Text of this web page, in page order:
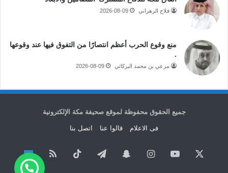
فلاح الزهراني 2026-08-09
منع وقوع الحرب أعظم انتصارًا من التفوق فيها عند وقوعها
.
مرعي بن محمد البركاتي 2026-08-09
جميع الحقوق محفوظة لموقع صحيفة مكة الإلكترونية
فى الاعلام قالوا عنا اتصل بنا
‫YouTubeانستقرامسناب تيلقرام ‫TikTok ملخص